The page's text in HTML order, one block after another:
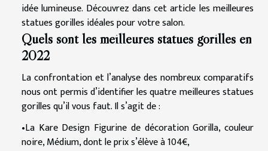
idée lumineuse. Découvrez dans cet article les meilleures
statues gorilles idéales pour votre salon.
Quels sont les meilleures statues gorilles en
2022
La confrontation et l’analyse des nombreux comparatifs
nous ont permis d’identifier les quatre meilleures statues
gorilles qu’il vous faut. Il s’agit de :
•La Kare Design Figurine de décoration Gorilla, couleur
noire, Médium, dont le prix s’élève à 104€,